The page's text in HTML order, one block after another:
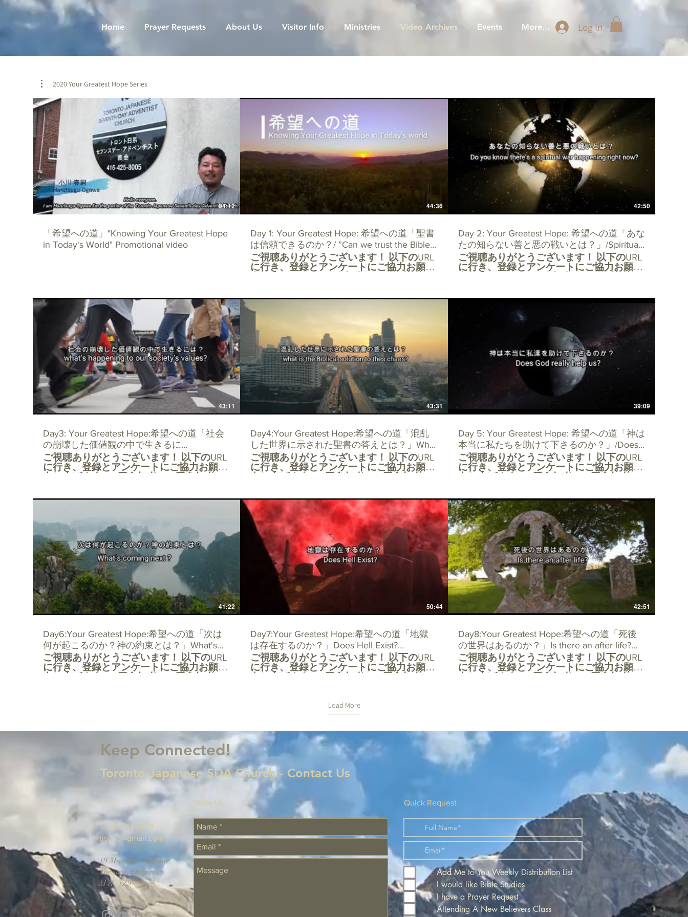
Home Prayer Requests About Us Visitor Info Ministries Video Archives Events More... Log In
2020 Your Greatest Hope Series
04:12
「希望への道」"Knowing Your Greatest Hope
in Today's World" Promotional video
44:36
Day 1: Your Greatest Hope: 希望への道「聖書
は信頼できるのか？/ ”Can we trust the Bible?"
09.28.2020
ご視聴ありがとうございます！ 以下のURL
に行き、登録とアンケートにご協力お願い
申し上げます。 5回参加者、10回参加者に
https://docs.google.com/forms/d/e/1FAIpQLScKKYFuDLbbpkJZB6bqt9IXvAve62dIsToOzEtkpO_9AyOtlA/
tjsdac@gmail.com までご連絡ください。
または、www.torontojapanesechurch.comの
ホームページにアクセスしてください。
+++++++++++++++++++++++++++++++++++++++++++
Welcome guests! For all guests to our
webinars, please register at:
https://docs.google.com/forms/d/e/1FAIpQLScKKYFuDLbbpkJZB6bqt9IXvAve62dIsToOzEtkpO_9AyOtlA/
For those guests who register for 5 webinars
there will be a gift. For all guests who register
for 10 webinars there will be a special gift. If
you would rather register by e-mail our
home page at
www.torontojapanesechurch.com
42:50
Day 2: Your Greatest Hope: 希望への道「あな
たの知らない善と悪の戦いとは？」/Spiritual
war happening right now? 09.29.,2020
ご視聴ありがとうございます！ 以下のURL
に行き、登録とアンケートにご協力お願い
申し上げます。 5回参加者、10回参加者に
https://docs.google.com/forms/d/e/
電子メールでの登録は、tjsdac@gmail.com
までご連絡ください。 または、
www.torontojapanesechurch.comのホームペ
ージにアクセスしてください。
+++++++++++++++++++++++++++++++++++++++++++
Welcome guests! For all guests to our
webinars, please register at:
https://docs.google.com/forms/d/e/
For those guests who register for 5 webinars
there will be a gift. For all guests who register
for 10 webinars there will be a special gift. If
you would rather register by e-mail our
home page at
www.torontojapanesechurch.com
43:11
Day3: Your Greatest Hope:希望への道「社会
の崩壊した価値観の中で生きるに
は？」/What's happening to our society's
values?
ご視聴ありがとうございます！ 以下のURL
に行き、登録とアンケートにご協力お願い
申し上げます。 5回参加者、10回参加者に
https://docs.google.com/forms/d/e/1FAIpQLScKKYFuDLbbpkJZB6bqt9IXvAve62dIsToOzEtkpO_9AyOtlA/viewform
www.torontojapanesechurch.comのホームペ
ージにアクセスしてください。
+++++++++++++++++++++++++++++++++++++
Welcome guests! For all guests to our
webinars, please register at:
https://docs.google.com/forms/d/e/1FAIpQLScKKYFuDLbbpkJZB6bqt9IXvAve62dIsToOzEtkpO_9AyOtlA/viewform
For those guests who register for 5 webinars
there will be a gift. For all guests who register
for 10 webinars there will be a special gift. If
you would rather register by e-mail our
home page at
www.torontojapanesechurch.com
43:31
Day4:Your Greatest Hope:希望への道「混乱
した世界に示された聖書の答えとは？」What
is the Biblical solution to this chaos? Oct2
ご視聴ありがとうございます！ 以下のURL
に行き、登録とアンケートにご協力お願い
申し上げます。 5回参加者、10回参加者に
https://docs.google.com/forms/d/e/1FAIpQLScKKYFuDLbbpkJZB6bqt9IXvAve62dIsToOzEtkpO_9AyOtlA/
電子メールでの登録は、tjsdac@gmail.com
までご連絡ください。 または、
www.torontojapanesechurch.comのホームペ
ージにアクセスしてください。
+++++++++++++++++++++++++++++++++++++++++++
Welcome guests! For all guests to our
webinars, please register at:
https://docs.google.com/forms/d/e/1FAIpQLScKKYFuDLbbpkJZB6bqt9IXvAve62dIsToOzEtkpO_9AyOtlA/
For those guests who register for 5 webinars
there will be a gift. For all guests who register
for 10 webinars there will be a special gift. If
you would rather register by e-mail our
home page at
www.torontojapanesechurch.com
39:09
Day 5: Your Greatest Hope: 希望への道「神は
本当に私たちを助けて下さるのか？」/Does
God really help us? Oct3,2020
ご視聴ありがとうございます！ 以下のURL
に行き、登録とアンケートにご協力お願い
申し上げます。 5回参加者、10回参加者に
https://docs.google.com/forms/d/e/
電子メールでの登録は、tjsdac@gmail.com
までご連絡ください。 または、
www.torontojapanesechurch.comのホームペ
ージにアクセスしてください。
+++++++++++++++++++++++++++++++++++++++++++
Welcome guests! For all guests to our
webinars, please register at:
https://docs.google.com/forms/d/e/
For those guests who register for 5 webinars
there will be a gift. For all guests who register
for 10 webinars there will be a special gift. If
you would rather register by e-mail our
home page at
www.torontojapanesechurch.com
41:22
Day6:Your Greatest Hope:希望への道「次は
何が起こるのか？神の約束とは？」What's
coming next? Oct5,2020
ご視聴ありがとうございます！ 以下のURL
に行き、登録とアンケートにご協力お願い
申し上げます。 5回参加者、10回参加者に
ージにアクセスしてください。
+++++++++++++++++++++++++++++++++++++++++++
Welcome guests! For all guests to our
https://docs.google.com/forms/d/e/1FAIpQLScKKYFuDLbbpkJZB6bqt9IXvAve62dIsToOzEtkpO_9AyOtlA/viewform
For those guests who register for 5 webinars
there will be a gift. For all guests who register
for 10 webinars there will be a special gift. If
you would rather register by e-mail our
address is tjsdac@gmail.com or go to our
home page at
www.torontojapanesechurch.com
50:44
Day7:Your Greatest Hope:希望への道「地獄
は存在するのか？」Does Hell Exist?
Oct6,2020
ご視聴ありがとうございます！ 以下のURL
に行き、登録とアンケートにご協力お願い
申し上げます。 5回参加者、10回参加者に
電子メールでの登録は、tjsdac@gmail.com
までご連絡ください。 または、
ージにアクセスしてください。
+++++++++++++++++++++++++++++++++++++++++++
Welcome guests! For all guests to our
webinars, please register at:
https://docs.google.com/forms/d/e/1FAIpQLScKKYFuDLbbpkJZB6bqt9IXvAve62dIsToOzEtkpO_9AyOtlA/
For those guests who register for 5 webinars
there will be a gift. For all guests who register
for 10 webinars there will be a special gift. If
you would rather register by e-mail our
address is tjsdac@gmail.com or go to our
home page at
www.torontojapanesechurch.com
42:51
Day8:Your Greatest Hope:希望への道「死後
の世界はあるのか？」Is there an after life?
Oct8,2020
ご視聴ありがとうございます！ 以下のURL
に行き、登録とアンケートにご協力お願い
申し上げます。 5回参加者、10回参加者に
ージにアクセスしてください。
+++++++++++++++++++++++++++++++++++++++++++
Welcome guests! For all guests to our
webinars, please register at:
https://docs.google.com/forms/d/e/
For those guests who register for 5 webinars
for 10 webinars there will be a special gift. If
you would rather register by e-mail our
address is tjsdac@gmail.com or go to our
www.torontojapanesechurch.com
Load More
Keep Connected!
Toronto Japanese SDA Church - Contact Us
Write Us
1-647-234-0618
tjsdac@gmail.com
19 Mortimer Avenue,
Toronto, Ontario
M4K 1Z9
Quick Request
Add Me to You Weekly Distribution List
I would like Bible Studies
I have a Prayer Request
Attending A New Believers Class